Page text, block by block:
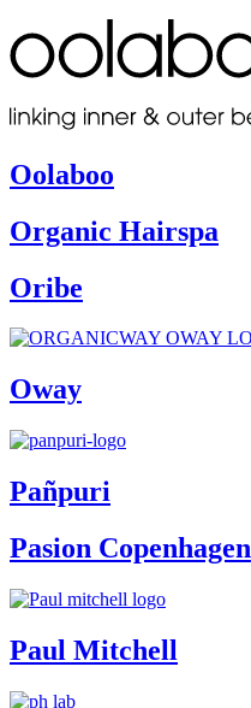
Oolaboo
Organic Hairspa
Oribe
Oway
Pañpuri
Pasion Copenhagen
Paul Mitchell